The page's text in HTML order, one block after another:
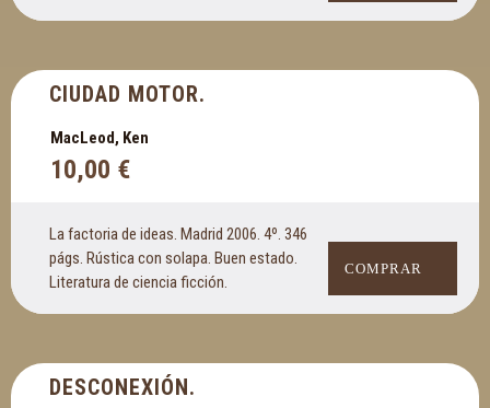
CIUDAD MOTOR.
MacLeod, Ken
10,00 €
La factoria de ideas. Madrid 2006. 4º. 346
págs. Rústica con solapa. Buen estado.
Literatura de ciencia ficción.
COMPRAR
DESCONEXIÓN.